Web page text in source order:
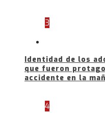
3
Identidad de los
que fueron
accidente en la
4